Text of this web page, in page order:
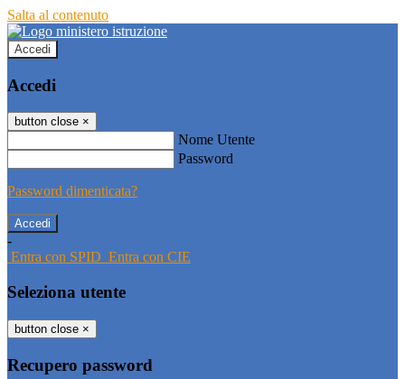
Salta al contenuto
Accedi
Accedi
button close ×
Nome Utente
Password
Password dimenticata?
-
Entra con SPID Entra con CIE
Seleziona utente
button close ×
Recupero password